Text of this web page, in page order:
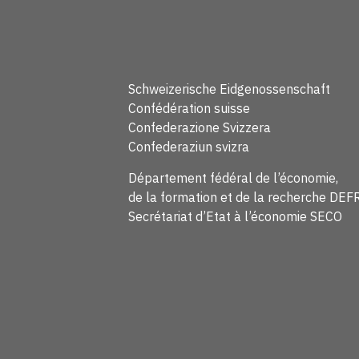
Schweizerische Eidgenossenschaft
Confédération suisse
Confederazione Svizzera
Confederaziun svizra
Département fédéral de l’économie,
de la formation et de la recherche
Secrétariat d’Etat à l’économie SECO